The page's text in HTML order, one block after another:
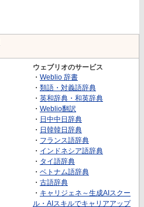
ウェブリオのサービス
・ Weblio 辞書
・ 類語・対義語辞典
・ 英和辞典・和英辞典
・ Weblio翻訳
・ 日中中日辞典
・ 日韓韓日辞典
・ フランス語辞典
・ インドネシア語辞典
・ タイ語辞典
・ ベトナム語辞典
・ 古語辞典
・ キャリジェネ～生成AIスクー
ル・AIスキルでキャリアアップ